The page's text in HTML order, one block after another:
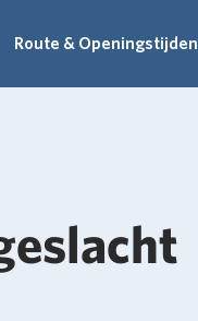
Route & Openingstijden